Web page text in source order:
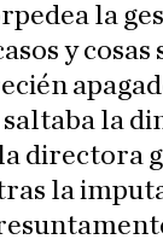
la
y cosas
la
directora
la